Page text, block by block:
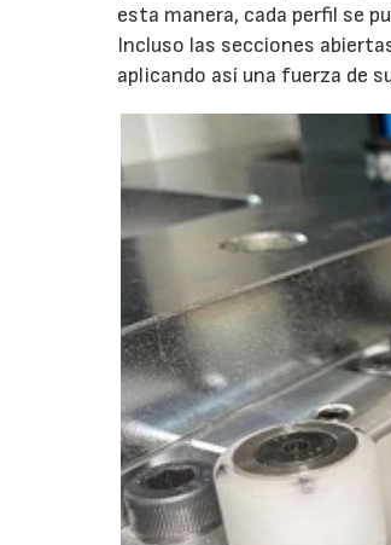
esta manera, cada perfil se
Incluso las secciones
aplicando así una fuerza de